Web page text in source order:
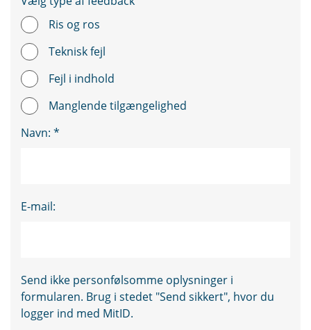
Ris og ros
Teknisk fejl
Fejl i indhold
Manglende tilgængelighed
Navn: *
E-mail:
Send ikke personfølsomme oplysninger i
formularen. Brug i stedet "Send sikkert", hvor du
logger ind med MitID.